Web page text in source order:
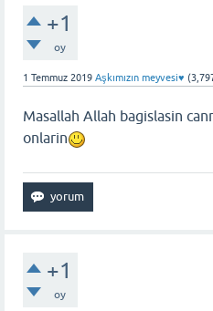
+1
oy
1 Temmuz 2019 Aşkımızın meyvesi♥️ (
Masallah Allah bagislasin
onlarin
+1
oy